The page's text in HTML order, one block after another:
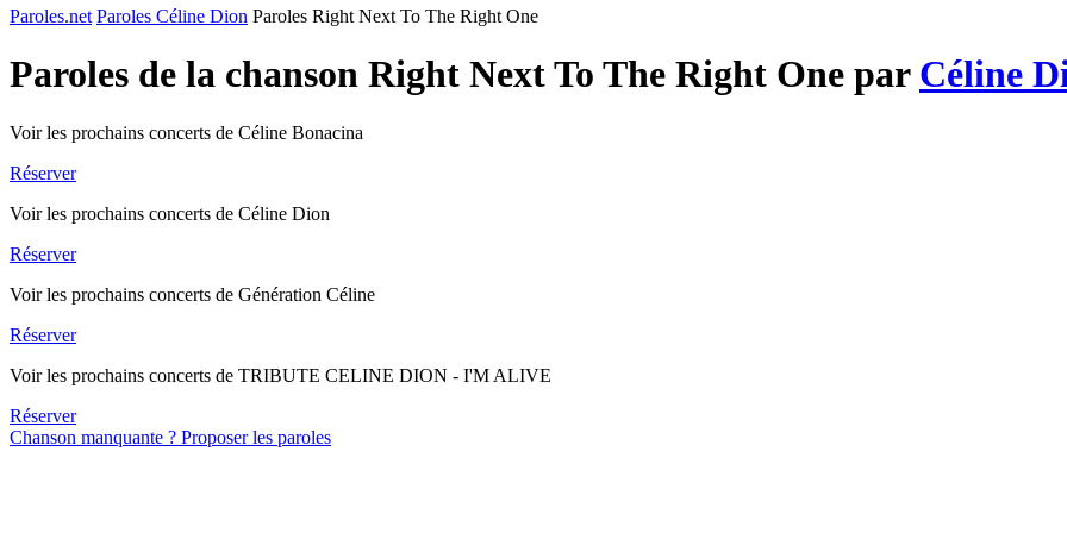
Paroles.net Paroles Céline Dion Paroles Right Next To The Right One
Paroles de la chanson Right Next To The Right One par Céline
Voir les prochains concerts de Céline Bonacina
Réserver
Voir les prochains concerts de Céline Dion
Réserver
Voir les prochains concerts de Génération Céline
Réserver
Voir les prochains concerts de TRIBUTE CELINE DION - I'M ALIVE
Réserver
Chanson manquante ? Proposer les paroles